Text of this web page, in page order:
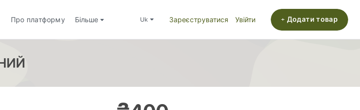
Про платформу Більше uk Зареєструватися Увійти + Додати товар